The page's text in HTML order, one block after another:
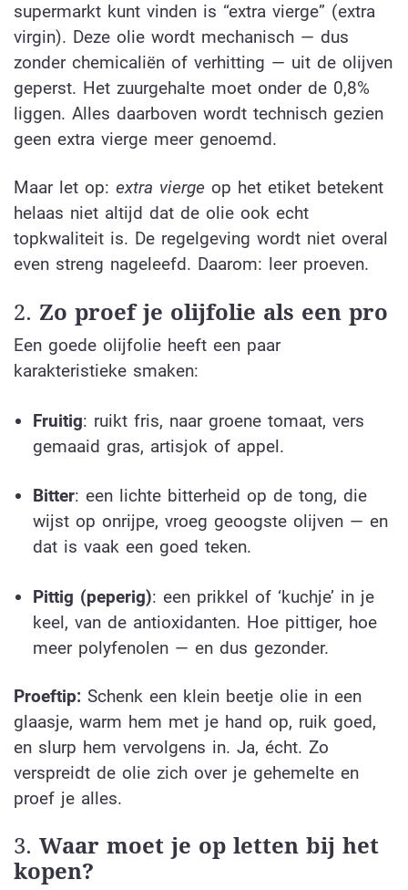
supermarkt kunt vinden is “extra vierge” (extra
virgin). Deze olie wordt mechanisch — dus
zonder chemicaliën of verhitting — uit de olijven
geperst. Het zuurgehalte moet onder de 0,8%
liggen. Alles daarboven wordt technisch gezien
geen extra vierge meer genoemd.
Maar let op: extra vierge op het etiket betekent
helaas niet altijd dat de olie ook echt
topkwaliteit is. De regelgeving wordt niet overal
even streng nageleefd. Daarom: leer proeven.
2. Zo proef je olijfolie als een pro
Een goede olijfolie heeft een paar
karakteristieke smaken:
Fruitig: ruikt fris, naar groene tomaat, vers
gemaaid gras, artisjok of appel.
Bitter: een lichte bitterheid op de tong, die
wijst op onrijpe, vroeg geoogste olijven — en
dat is vaak een goed teken.
Pittig (peperig): een prikkel of ‘kuchje’ in je
keel, van de antioxidanten. Hoe pittiger, hoe
meer polyfenolen — en dus gezonder.
Proeftip: Schenk een klein beetje olie in een
glaasje, warm hem met je hand op, ruik goed,
en slurp hem vervolgens in. Ja, écht. Zo
verspreidt de olie zich over je gehemelte en
proef je alles.
3. Waar moet je op letten bij het
kopen?